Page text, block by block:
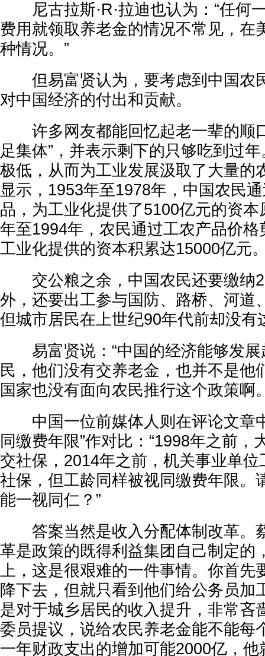
尼古拉斯·R·拉迪也认为：“任何
费用就领取养老金的情况不常见，在
种情况。”
但易富贤认为，要考虑到中国农
对中国经济的付出和贡献。
许多网友都能回忆起老一辈的顺
足集体”，并表示剩下的只够吃到过
极低，从而为工业发展汲取了大量的
显示，1953年至1978年，中国农民
品，为工业化提供了5100亿元的资
年至1994年，农民通过工农产品价
工业化提供的资本积累达15000亿元
交公粮之余，中国农民还要缴纳
外，还要出工参与国防、路桥、河道
但城市居民在上世纪90年代前却没有
易富贤说：“中国的经济能够发展
民，他们没有交养老金，也并不是他
国家也没有面向农民推行这个政策啊
中国一位前媒体人则在评论文章
同缴费年限”作对比：“1998年之前，
交社保，2014年之前，机关事业单
社保，但工龄同样被视同缴费年限。
能一视同仁？”
答案当然是收入分配体制改革。
革是政策的既得利益集团自己制定的
上，这是很艰难的一件事情。你首先
降下去，但就只看到他们给公务员加
是对于城乡居民的收入提升，非常吝
委员提议，说给农民养老金能不能每
一年财政支出的增加可能2000亿，他